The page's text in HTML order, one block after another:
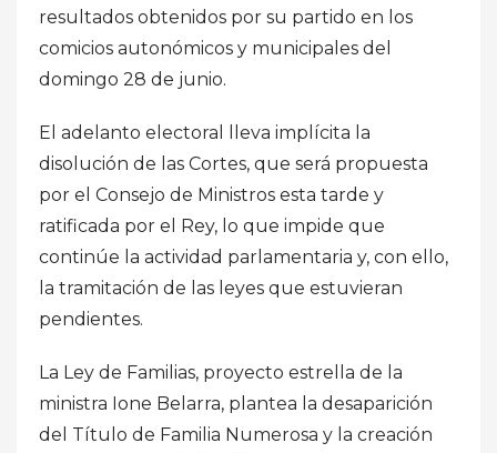
resultados obtenidos por su partido en los
comicios autonómicos y municipales del
domingo 28 de junio.
El adelanto electoral lleva implícita la
disolución de las Cortes, que será propuesta
por el Consejo de Ministros esta tarde y
ratificada por el Rey, lo que impide que
continúe la actividad parlamentaria y, con ello,
la tramitación de las leyes que estuvieran
pendientes.
La Ley de Familias, proyecto estrella de la
ministra Ione Belarra, plantea la desaparición
del Título de Familia Numerosa y la creación